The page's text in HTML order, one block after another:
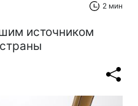
2 мин
источником